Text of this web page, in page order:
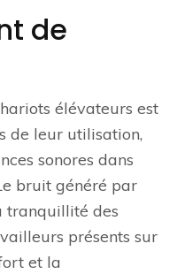
de
élévateurs est
de leur utilisation,
sonores dans
bruit généré par
tranquillité des
présents sur
et la